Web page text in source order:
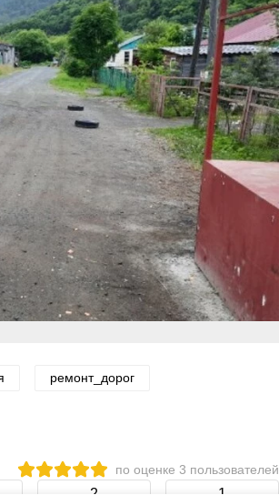
ремонт_дорог
по оценке 3 пользователей